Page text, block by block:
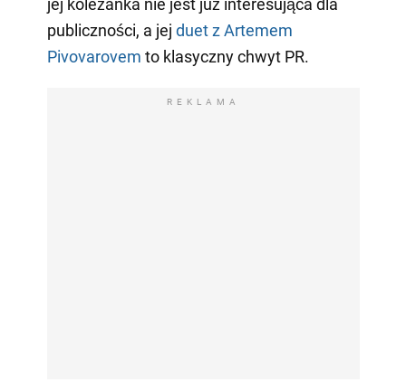
publiczności, a jej duet z Artemem
Pivovarovem to klasyczny chwyt PR.
REKLAMA